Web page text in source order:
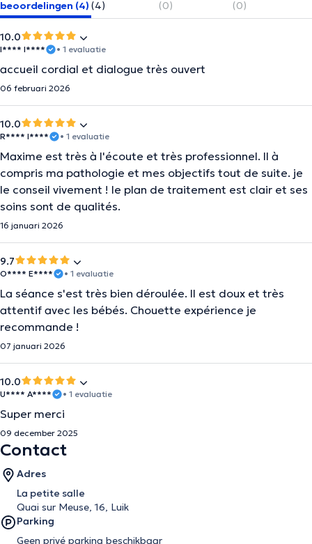
beoordelingen (4) (4) (0) (0)
10.0
I**** I**** • 1 evaluatie
accueil cordial et dialogue très ouvert
06 februari 2026
10.0
R**** I**** • 1 evaluatie
Maxime est très à l'écoute et très professionnel. Il à
compris ma pathologie et mes objectifs tout de suite. je
le conseil vivement ! le plan de traitement est clair et ses
soins sont de qualités.
16 januari 2026
9.7
O**** E**** • 1 evaluatie
La séance s'est très bien déroulée. Il est doux et très
attentif avec les bébés. Chouette expérience je
recommande !
07 januari 2026
10.0
U**** A**** • 1 evaluatie
Super merci
09 december 2025
Contact
Adres
La petite salle
Quai sur Meuse, 16, Luik
Parking
Geen privé parking beschikbaar